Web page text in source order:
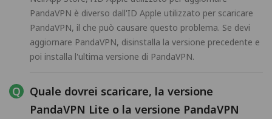
PandaVPN è diverso dall'ID Apple utilizzato per scaricare
PandaVPN, il che può causare questo problema. Se devi
aggiornare PandaVPN, disinstalla la versione precedente e
poi installa l'ultima versione di PandaVPN.
Quale dovrei scaricare, la versione
PandaVPN Lite o la versione PandaVPN